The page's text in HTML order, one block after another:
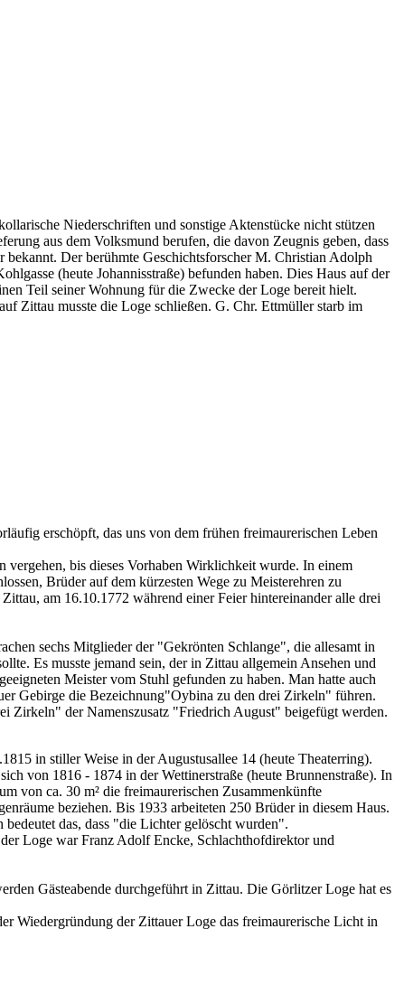
Niederschriften und sonstige Aktenstücke nicht stützen
aus dem Volksmund berufen, die davon Zeugnis geben, dass
Der berühmte Geschichtsforscher M. Christian Adolph
(heute Johannisstraße) befunden haben. Dies Haus auf der
Teil seiner Wohnung für die Zwecke der Loge bereit hielt.
Zittau musste die Loge schließen. G. Chr. Ettmüller starb im
erschöpft, das uns von dem frühen freimaurerischen Leben
bis dieses Vorhaben Wirklichkeit wurde. In einem
Brüder auf dem kürzesten Wege zu Meisterehren zu
am 16.10.1772 während einer Feier hintereinander alle drei
sechs Mitglieder der "Gekrönten Schlange", die allesamt in
Es musste jemand sein, der in Zittau allgemein Ansehen und
Meister vom Stuhl gefunden zu haben. Man hatte auch
Gebirge die Bezeichnung"Oybina zu den drei Zirkeln" führen.
Zirkeln" der Namenszusatz "Friedrich August" beigefügt werden.
in stiller Weise in der Augustusallee 14 (heute Theaterring).
von 1816 - 1874 in der Wettinerstraße (heute Brunnenstraße). In
von ca. 30 m² die freimaurerischen Zusammenkünfte
beziehen. Bis 1933 arbeiteten 250 Brüder in diesem Haus.
das, dass "die Lichter gelöscht wurden".
Loge war Franz Adolf Encke, Schlachthofdirektor und
Gästeabende durchgeführt in Zittau. Die Görlitzer Loge hat es
Wiedergründung der Zittauer Loge das freimaurerische Licht in